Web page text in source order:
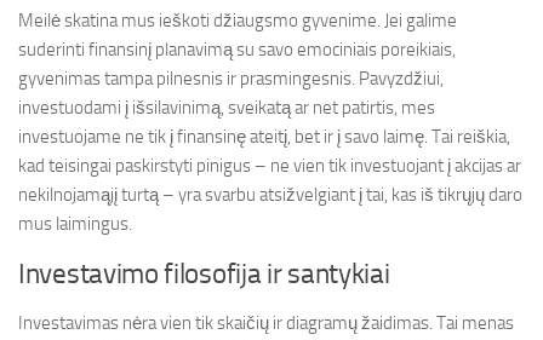
Meilė skatina mus ieškoti džiaugsmo gyvenime. Jei galime
suderinti finansinį planavimą su savo emociniais poreikiais,
gyvenimas tampa pilnesnis ir prasmingesnis. Pavyzdžiui,
investuodami į išsilavinimą, sveikatą ar net patirtis, mes
investuojame ne tik į finansinę ateitį, bet ir į savo laimę. Tai reiškia,
kad teisingai paskirstyti pinigus – ne vien tik investuojant į akcijas ar
nekilnojamąjį turtą – yra svarbu atsižvelgiant į tai, kas iš tikrųjų daro
mus laimingus.
Investavimo filosofija ir santykiai
Investavimas nėra vien tik skaičių ir diagramų žaidimas. Tai menas